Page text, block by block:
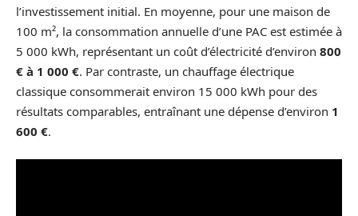
l’investissement initial. En moyenne, pour une maison de
100 m², la consommation annuelle d’une PAC est estimée à
5 000 kWh, représentant un coût d’électricité d’environ 800
€ à 1 000 €. Par contraste, un chauffage électrique
classique consommerait environ 15 000 kWh pour des
résultats comparables, entraînant une dépense d’environ 1
600 €.